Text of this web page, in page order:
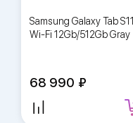
Samsung Galaxy Tab S11
Wi-Fi 12Gb/512Gb Gray
68 990